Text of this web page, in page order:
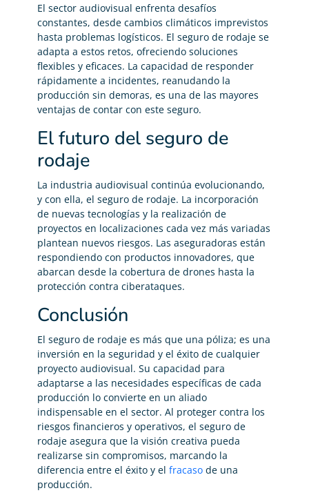
El sector audiovisual enfrenta desafíos
constantes, desde cambios climáticos imprevistos
hasta problemas logísticos. El seguro de rodaje se
adapta a estos retos, ofreciendo soluciones
flexibles y eficaces. La capacidad de responder
rápidamente a incidentes, reanudando la
producción sin demoras, es una de las mayores
ventajas de contar con este seguro.
El futuro del seguro de
rodaje
La industria audiovisual continúa evolucionando,
y con ella, el seguro de rodaje. La incorporación
de nuevas tecnologías y la realización de
proyectos en localizaciones cada vez más variadas
plantean nuevos riesgos. Las aseguradoras están
respondiendo con productos innovadores, que
abarcan desde la cobertura de drones hasta la
protección contra ciberataques.
Conclusión
El seguro de rodaje es más que una póliza; es una
inversión en la seguridad y el éxito de cualquier
proyecto audiovisual. Su capacidad para
adaptarse a las necesidades específicas de cada
producción lo convierte en un aliado
indispensable en el sector. Al proteger contra los
riesgos financieros y operativos, el seguro de
rodaje asegura que la visión creativa pueda
realizarse sin compromisos, marcando la
diferencia entre el éxito y el fracaso de una
producción.